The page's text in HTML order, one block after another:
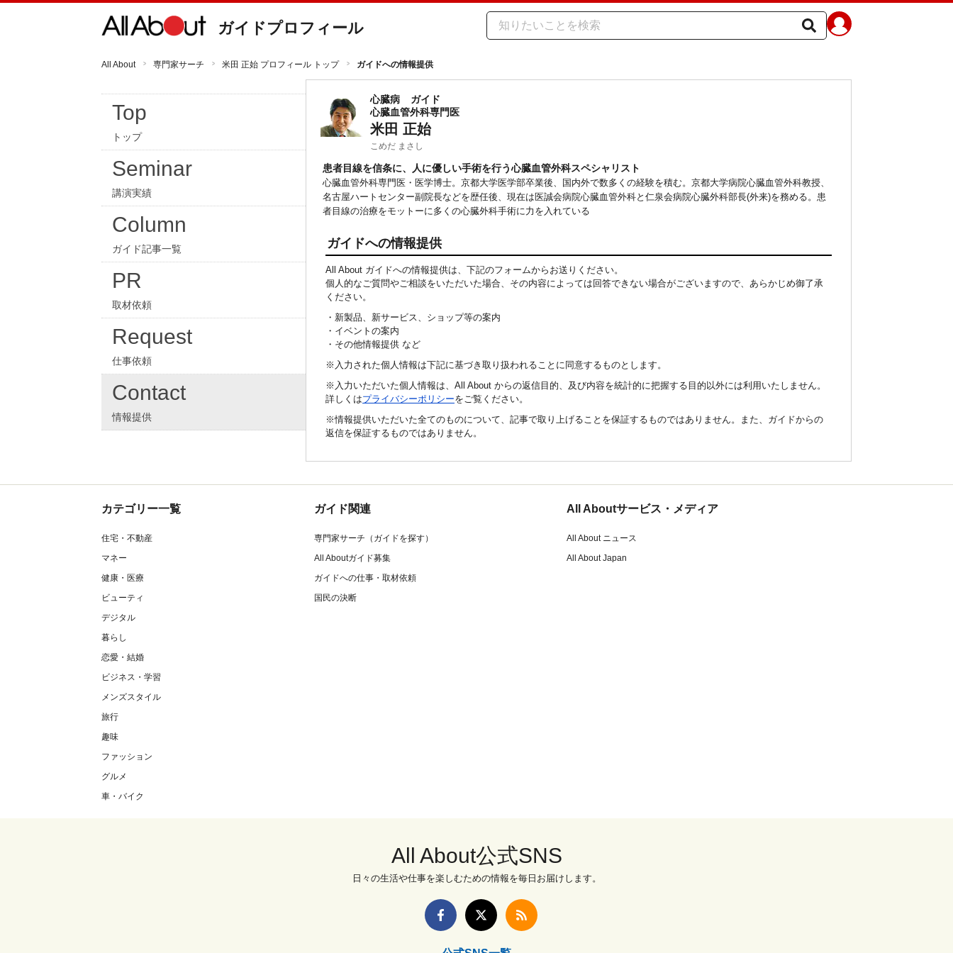
ガイドプロフィール
All About 専門家サーチ 米田 正始 プロフィール トップ ガイドへの情報提供
Top
トップ
Seminar
講演実績
Column
ガイド記事一覧
PR
取材依頼
Request
仕事依頼
Contact
情報提供
心臓病
ガイド
心臓血管外科専門医
米田 正始
こめだ まさし
患者目線を信条に、人に優しい手術を行う心臓血管外科スペシャリスト
心臓血管外科専門医・医学博士。京都大学医学部卒業後、国内外で数多くの経験を積む。京都大学病院心臓血管外科教授、
名古屋ハートセンター副院長などを歴任後、現在は医誠会病院心臓血管外科と仁泉会病院心臓外科部長(外来)を務める。患
者目線の治療をモットーに多くの心臓外科手術に力を入れている
ガイドへの情報提供
All About ガイドへの情報提供は、下記のフォームからお送りください。
個人的なご質問やご相談をいただいた場合、その内容によっては回答できない場合がございますので、あらかじめ御了承
ください。
・新製品、新サービス、ショップ等の案内
・イベントの案内
・その他情報提供 など
※入力された個人情報は下記に基づき取り扱われることに同意するものとします。
※入力いただいた個人情報は、All About からの返信目的、及び内容を統計的に把握する目的以外には利用いたしません。
詳しくはプライバシーポリシーをご覧ください。
※情報提供いただいた全てのものについて、記事で取り上げることを保証するものではありません。また、ガイドからの
返信を保証するものではありません。
カテゴリー一覧
住宅・不動産
マネー
健康・医療
ビューティ
デジタル
暮らし
恋愛・結婚
ビジネス・学習
メンズスタイル
旅行
趣味
ファッション
グルメ
車・バイク
ガイド関連
専門家サーチ（ガイドを探す）
All Aboutガイド募集
ガイドへの仕事・取材依頼
国民の決断
All Aboutサービス・メディア
All About ニュース
All About Japan
All About公式SNS
日々の生活や仕事を楽しむための情報を毎日お届けします。